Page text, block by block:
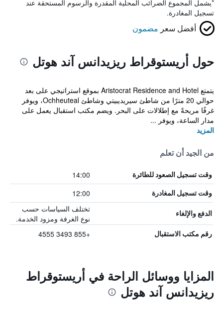
*يشمل المجموع الضرائب المحلية المقدرة والرسوم المستحقة عند
تسجيل المغادرة.
أفضل سعر مضمون
حول أريستوقراط ريزيدانس آند هوتل
يتمتع Aristocrat Residence and Hotel بموقع استراتيجي على بعد
حوالي 20 مترًا من شاطئ سيريديبيتي وشاطئ Ochheuteal، ويوفر
غرفًا مريحةً مع إطلالات على البحر. ويضم مكتب استقبال يعمل على
مدار الساعة، ويوفر ...
المزيد
من الجيد أن تعلم
وقت تسجيل الصعود للطائرة 14:00
وقت تسجيل المغادرة 12:00
الدفع والإلغاء
تختلف السياسات حسب
نوع الغرفة ومزود الخدمة.
رقم مكتب الاستقبال +855 3493 4555
المزايا ووسائل الراحة في أريستوقراط
ريزيدانس آند هوتل